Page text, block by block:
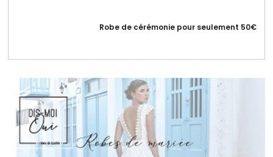
Robe de cérémonie pour seulement 50€